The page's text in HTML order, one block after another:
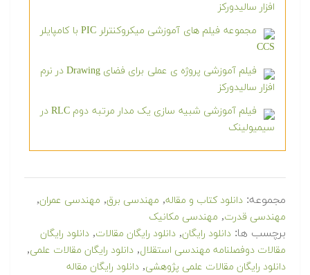
افزار سالیدورکز
مجموعه فیلم های آموزشی میکروکنترلر PIC با کامپایلر
CCS
فیلم آموزشی پروژه ی عملی برای فضای Drawing در نرم
افزار سالیدورکز
فیلم آموزشی شبیه سازی یک مدار مرتبه دوم RLC در
سیمیولینک
مجموعه: دانلود کتاب و مقاله, مهندسی برق, مهندسی عمران,
مهندسی قدرت, مهندسی مکانیک
برچسب ها: دانلود رایگان, دانلود رایگان مقالات, دانلود رایگان
مقالات دوفصلنامه مهندسی استقلال, دانلود رایگان مقالات علمی,
دانلود رایگان مقالات علمی پژوهشی, دانلود رایگان مقاله